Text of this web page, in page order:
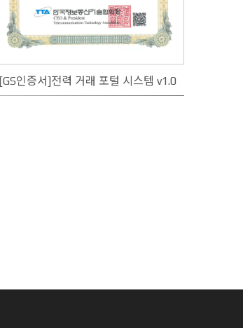
[GS인증서]전력 거래 포털 시스템 v1.0